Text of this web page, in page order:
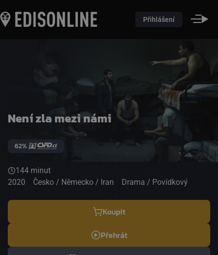
Přihlášení
Není zla mezi námi
62%
144 minut
2020
Česko / Německo / Iran Drama / Povídkový
Koupit
Přehrát